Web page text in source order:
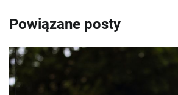
Powiązane posty